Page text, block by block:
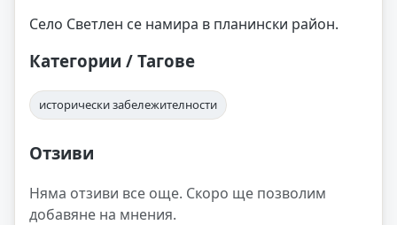
Село Светлен се намира в планински район.
Категории / Тагове
исторически забележителности
Отзиви
Няма отзиви все още. Скоро ще позволим
добавяне на мнения.